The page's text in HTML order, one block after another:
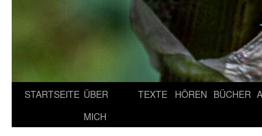
STARTSEITE ÜBER
MICH
TEXTE HÖREN BÜCHER